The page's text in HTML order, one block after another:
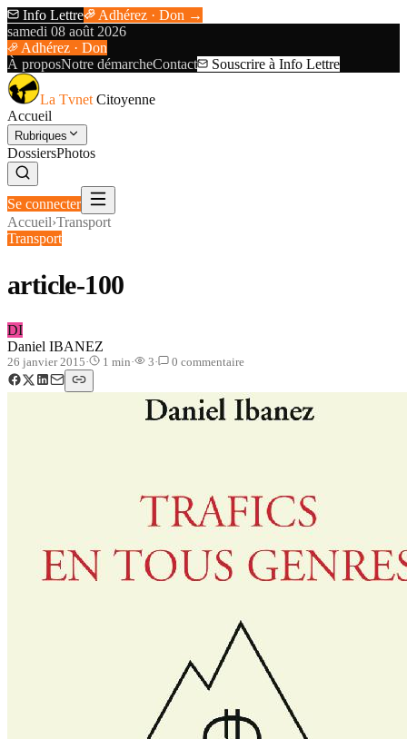
Info Lettre
Adhérez · Don →
samedi 08 août 2026
Adhérez · Don
À proposNotre démarcheContact Souscrire à Info Lettre
La Tvnet Citoyenne
Accueil
Rubriques
DossiersPhotos
Se connecter
Accueil›Transport
Transport
article-100
DI
Daniel IBANEZ
26 janvier 2015· 1 min· 3· 0 commentaire